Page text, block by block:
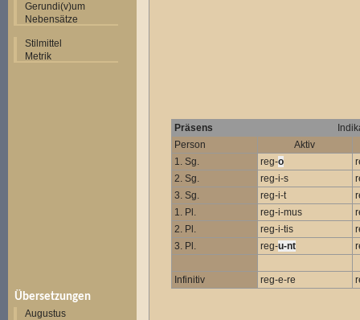
Gerundi(v)um
Nebensätze
Stilmittel
Metrik
Übersetzungen
Augustus
Präsens
Person
Aktiv
1. Sg.
reg-o
2. Sg.
reg-i-s
3. Sg.
reg-i-t
1. Pl.
reg-i-mus
2. Pl.
reg-i-tis
3. Pl.
reg-u-nt
Infinitiv reg-e-re